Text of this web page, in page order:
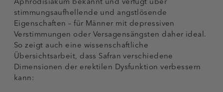
stimmungsaufhellende und angstlösende
Eigenschaften – für Männer mit depressiven
Verstimmungen oder Versagensängsten daher ideal.
So zeigt auch eine wissenschaftliche
Übersichtsarbeit, dass Safran verschiedene
Dimensionen der erektilen Dysfunktion verbessern
kann: